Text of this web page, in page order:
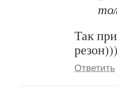
Так
резон)))
Ответить